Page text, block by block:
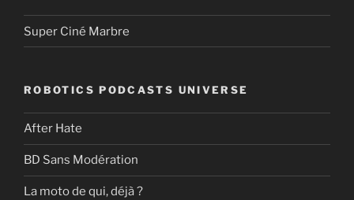
Super Ciné Marbre
ROBOTICS PODCASTS UNIVERSE
After Hate
BD Sans Modération
La moto de qui, déjà ?